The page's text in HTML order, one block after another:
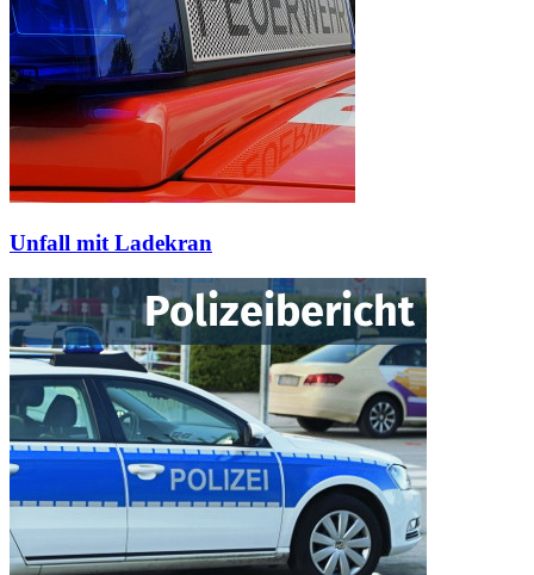
Unfall mit Ladekran